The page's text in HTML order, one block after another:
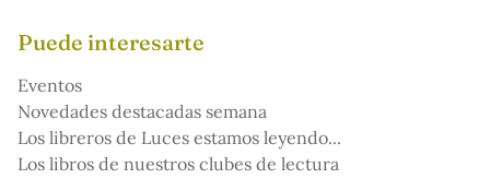
Puede interesarte
Eventos
Novedades destacadas semana
Los libreros de Luces estamos leyendo...
Los libros de nuestros clubes de lectura